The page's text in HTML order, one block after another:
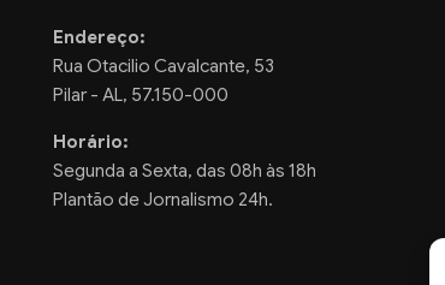
Endereço:
Rua Otacilio Cavalcante, 53
Pilar - AL, 57.150-000
Horário:
Segunda a Sexta, das 08h às 18h
Plantão de Jornalismo 24h.